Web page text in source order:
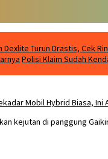
Turun Drastis, Cek
Polisi Klaim Sudah
Mobil Hybrid Biasa, Ini
kejutan di panggung